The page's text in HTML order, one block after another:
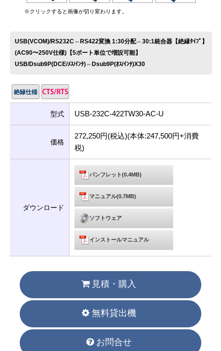
※クリックすると画像が切り変わります。
USB(VCOM)/RS232C⇔RS422変換 1:30分配⇔30:1統合器【絶縁ﾀｲﾌﾟ】
(AC90〜250V仕様)【5ポート単位で増設可能】
USB/Dsub9P(DCE/ﾒｽ/ｲﾝﾁ)⇔Dsub9P(ｵｽ/ｲﾝﾁ)X30
型式 USB-232C-422TW30-AC-U
価格
272,250円(税込)(本体:247,500円+消費
税)
ダウンロード
パンフレット(0.4MB)
マニュアル(0.7MB)
ソフトウェア
インストールマニュアル
見積・購入
無料貸出機
お問合せ